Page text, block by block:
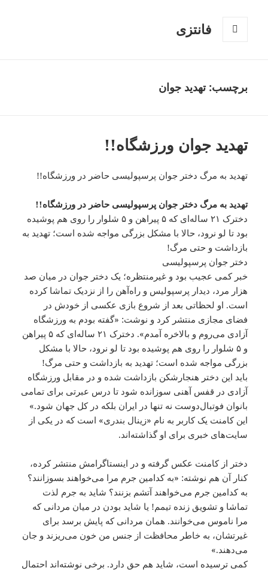
فانتزی
برچسب: تهدید جوان
تهدید جوان ورزشگاه!!
تهدید به مرگ دختر جوان پرسپولیسی حاضر در ورزشگاه!!
تهدید به مرگ دختر جوان پرسپولیسی حاضر در ورزشگاه!!
دخترک ۲۱ ساله‌ای که ۵ پیراهن و ۵ شلوار را روی هم پوشیده
بود تا لو نرود، حالا با مشکل بزرگی مواجه شده است؛ تهدید به
بازداشت و حتی مرگ!
دختر جوان پرسپولیسی
خبر کمی‌ عجیب بود و غیرمنتظره؛ یک دختر جوان در میان صد
هزار مرد، دیدار پرسپولیس و راه‌آهن را از نزدیک تماشا کرده
است. او لحظاتی بعد از شروع بازی عکسی از خودش در
فضای مجازی منتشر کرد و نوشت: «گفته بودم به ورزشگاه
آزادی می‌روم و بالاخره آمدم». دخترک ۲۱ ساله‌ای که ۵ پیراهن
و ۵ شلوار را روی هم پوشیده بود تا لو نرود، حالا با مشکل
بزرگی مواجه شده است؛ تهدید به بازداشت و حتی مرگ!
باید این دختر هنجارشکن بازداشت شده و در مقابل ورزشگاه
آزادی در قفس آهنی سوزانده شود تا درس عبرتی برای تمامی‌
بانوان فوتبال‌دوست نه تنها در ایران بلکه در کل جهان شود.»
این کامنت یک کاربر به نام «زینال بندری» است که در یکی از
سایت‌های خبری برای او گذاشته‌اند.
دختر از کامنت عکس گرفته و در اینستاگرامش منتشر کرده،
کنار آن هم نوشته: «به کدامین جرم مرا می‌خواهند بسوزانند؟
به کدامین جرم می‌خواهند آتشم بزنند؟ شاید به جرم لذت
تماشا و تشویق زنده تیمم! یا شاید بودن در میان مردانی که
مرا ناموس می‌خوانند. همان مردانی که پایش برسد برای
غیرتشان، به خاطر محافظت از جنس من خون می‌ریزند و جان
می‌دهند.»
کمی‌ ترسیده است، شاید هم حق دارد. برخی نوشته‌اند احتمال